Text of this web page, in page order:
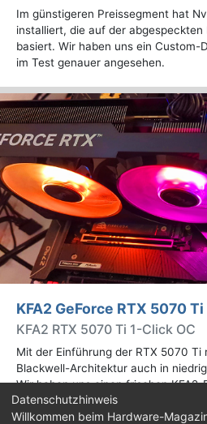
Im günstigeren Preissegment hat
installiert, die auf der abgespeckten
basiert. Wir haben uns ein Custom-
im Test genauer angesehen.
KFA2 GeForce RTX 5070
KFA2 RTX 5070 Ti 1-Click OC
Mit der Einführung der RTX 5070 Ti
Blackwell-Architektur auch in
Wir haben uns einen frischen
schicker RGB-Beleuchtung
Datenschutzhinweis
Willkommen beim Hardware-